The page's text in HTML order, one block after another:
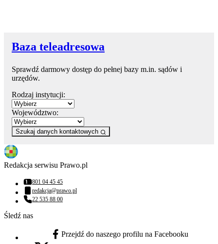
Baza teleadresowa
Sprawdź darmowy dostęp do pełnej bazy m.in. sądów i
urzędów.
Rodzaj instytucji:
Województwo:
Szukaj danych kontaktowych
Redakcja serwisu Prawo.pl
Numer telefonu:
801 04 45 45
Adres email:
redakcja@prawo.pl
Numer telefonu:
22 535 88 00
Śledź nas
facebook - otwiera się w nowej karcie
Przejdź do naszego profilu na Facebooku